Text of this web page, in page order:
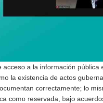
acceso a la información
la existencia de actos
correctamente; lo
como reservada, bajo